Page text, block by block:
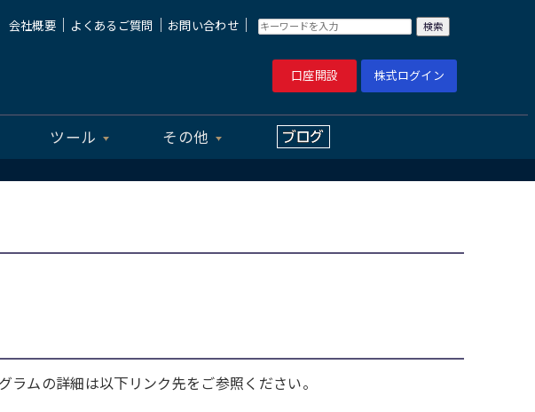
会社概要 よくあるご質問 お問い合わせ｜
口座開設 株式ログイン
ツール その他
ムの詳細は以下リンク先をご参照ください。